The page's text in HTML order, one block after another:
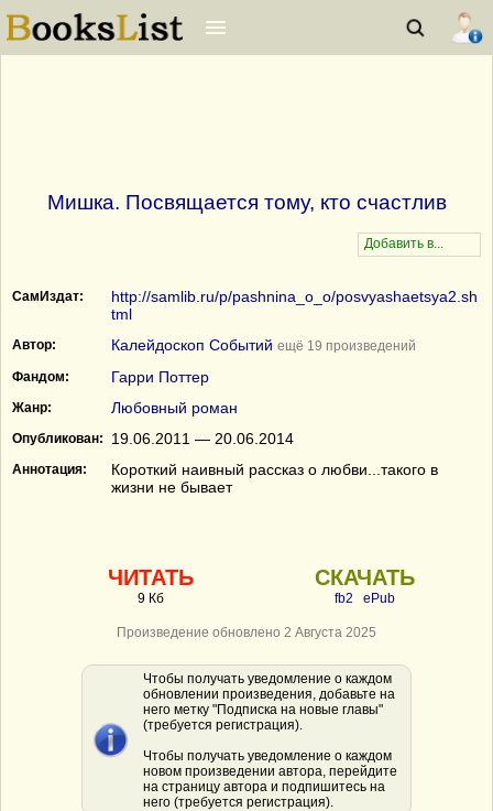
Мишка. Посвящается тому, кто счастлив
СамИздат:
http://samlib.ru/p/pashnina_o_o/posvyashaetsya2.sh
tml
Автор: Калейдоскоп Событий ещё 19 произведений
Фандом:
Гарри Поттер
Жанр: Любовный роман
Опубликован: 19.06.2011 — 20.06.2014
Аннотация:
Короткий наивный рассказ о любви...такого в
жизни не бывает
ЧИТАТЬ
9 Кб
СКАЧАТЬ
fb2 ePub
Произведение обновлено 2 Августа 2025
Чтобы получать уведомление о каждом
обновлении произведения, добавьте на
него метку "Подписка на новые главы"
(требуется регистрация).
Чтобы получать уведомление о каждом
новом произведении автора, перейдите
на страницу автора и подпишитесь на
него (требуется регистрация).